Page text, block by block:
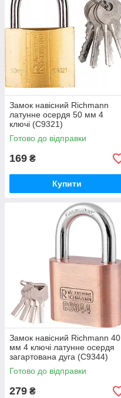
Замок навісний Richmann
латунне осердя 50 мм 4
ключі (C9321)
Готово до відправки
169 ₴
Купити
Замок навісний Richmann 40
мм 4 ключі латунне осердя
загартована дуга (C9344)
Готово до відправки
279 ₴